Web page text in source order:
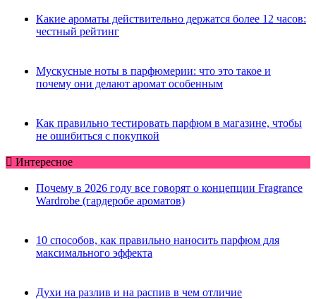
Какие ароматы действительно держатся более 12 часов:
честный рейтинг
Мускусные ноты в парфюмерии: что это такое и
почему они делают аромат особенным
Как правильно тестировать парфюм в магазине, чтобы
не ошибиться с покупкой
Интересное
Почему в 2026 году все говорят о концепции Fragrance
Wardrobe (гардеробе ароматов)
10 способов, как правильно наносить парфюм для
максимального эффекта
Духи на разлив и на распив в чем отличие